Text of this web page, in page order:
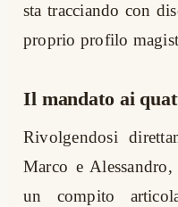
sta tracciando con
proprio profilo
Il mandato ai
Rivolgendosi
Marco e
un compito